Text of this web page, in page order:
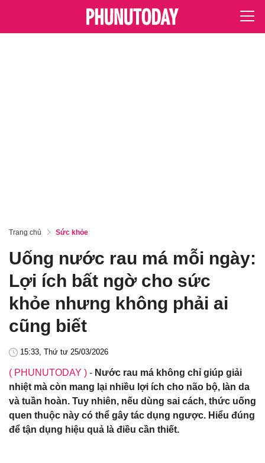
Trang chủ Sức khỏe
Uống nước rau má mỗi ngày:
Lợi ích bất ngờ cho sức
khỏe nhưng không phải ai
cũng biết
15:33, Thứ tư 25/03/2026
( PHUNUTODAY ) - Nước rau má không chỉ giúp giải
nhiệt mà còn mang lại nhiều lợi ích cho não bộ, làn da
và tuần hoàn. Tuy nhiên, nếu dùng sai cách, thức uống
quen thuộc này có thể gây tác dụng ngược. Hiểu đúng
để tận dụng hiệu quả là điều cần thiết.